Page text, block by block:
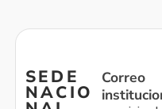
SEDE
NACIO
Correo